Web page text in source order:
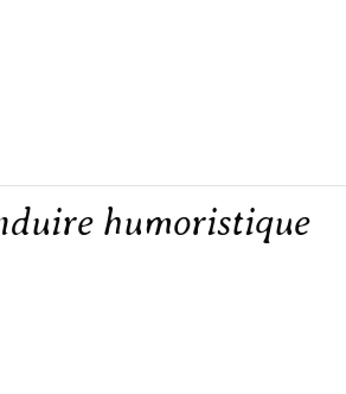
humoristique